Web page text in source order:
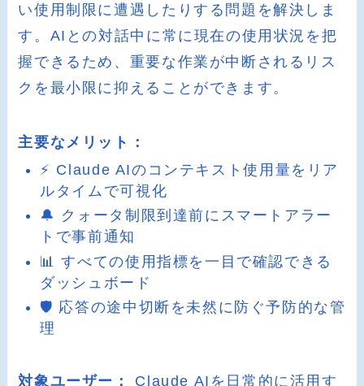
い使用制限に遭遇したりする問題を解決しま
す。AIとの対話中に常に現在の使用状況を把
握できるため、重要な作業が中断されるリス
クを最小限に抑えることができます。
主要なメリット：
⚡ Claude AIのコンテキスト使用量をリア
ルタイムで可視化
🔔 クォータ制限到達前にスマートアラー
トで事前通知
📊 すべての使用指標を一目で確認できる
ダッシュボード
🛡️ 応答の途中切断を未然に防ぐ予防的な管
理
対象ユーザー：
Claude AIを日常的に活用す